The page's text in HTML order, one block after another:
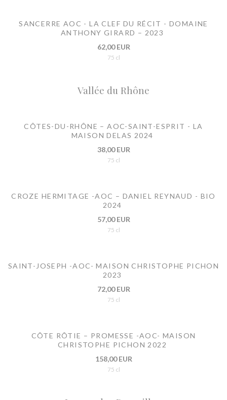
SANCERRE AOC - LA CLEF DU RÉCIT - DOMAINE
ANTHONY GIRARD – 2023
62,00 EUR
75 cl
Vallée du Rhône
CÔTES-DU-RHÔNE – AOC-SAINT-ESPRIT - LA
MAISON DELAS 2024
38,00 EUR
75 cl
CROZE HERMITAGE -AOC – DANIEL REYNAUD - BIO
2024
57,00 EUR
75 cl
SAINT-JOSEPH -AOC- MAISON CHRISTOPHE PICHON
2023
72,00 EUR
75 cl
CÔTE RÔTIE – PROMESSE -AOC- MAISON
CHRISTOPHE PICHON 2022
158,00 EUR
75 cl